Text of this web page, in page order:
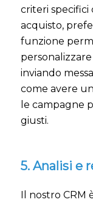
criteri
acquisto,
funzione
inviando
come avere
le campagne
giusti.
5. Analisi e
Il nostro CRM